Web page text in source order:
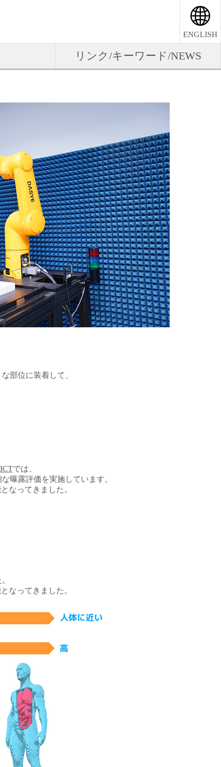
ENGLISH
リンク/キーワード/NEWS
部位に装着して、
では、
曝露評価を実施しています。
なってきました。
なってきました。